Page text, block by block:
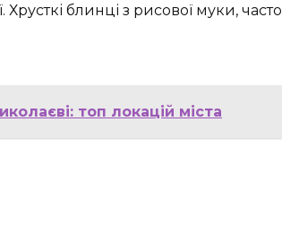
Хрусткі блинці з рисової муки, часто
топ локацій міста